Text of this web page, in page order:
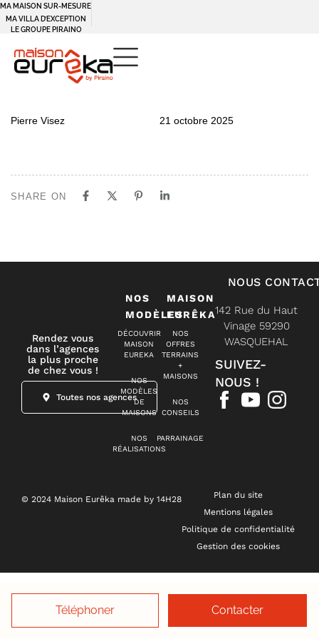
Téléphoner Contacter
MA MAISON SUR-MESURE
MA VILLA D’EXCEPTION
LE GROUPE PIRAINO
IN:
Pierre Visez
on:
21 octobre 2025
SHARE ON
Rendez vous
dans l’agences
la plus proche
de chez vous !
Toutes nos agences
NOS
MODÈLES
DÉCOUVRIR
MAISON
EUREKA
NOS
MODÈLES
DE
MAISONS
NOS
RÉALISATIONS
MAISON
EURÊKA
NOS
OFFRES
TERRAINS
+
MAISONS
NOS
CONSEILS
PARRAINAGE
NOUS
142 Rue du Haut
Vinage 59290
WASQUEHAL
SUIVEZ-
NOUS !
© 2024 Maison Eurêka made by 14H28
Plan du site
Mentions légales
Politique de confidentialité
Gestion des cookies